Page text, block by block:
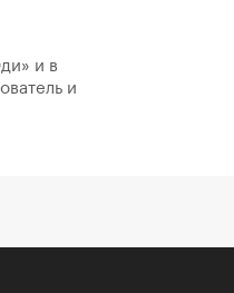
и в
и